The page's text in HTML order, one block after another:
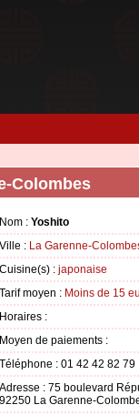
Colombes
Nom : Yoshito
Ville : La Garenne-
Cuisine(s) : japonaise
Tarif moyen : Moins de 15
Horaires :
Moyen de paiements :
Téléphone : 01 42 42 82 79
Adresse : 75 boulevard
92250 La Garenne-